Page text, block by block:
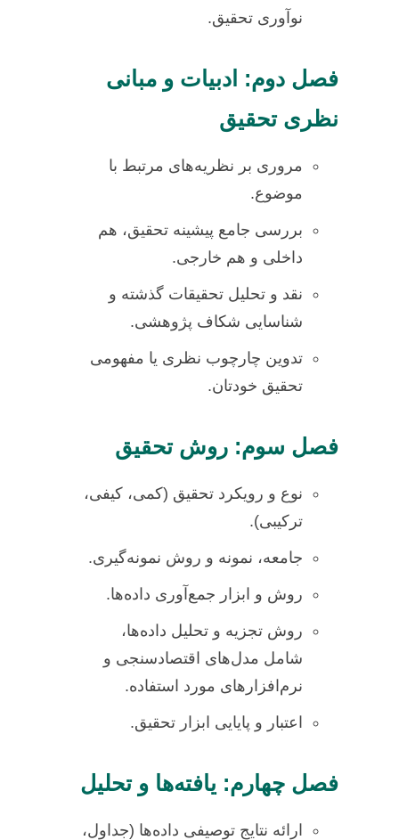
نوآوری تحقیق.
فصل دوم: ادبیات و مبانی
نظری تحقیق
مروری بر نظریه‌های مرتبط با
موضوع.
بررسی جامع پیشینه تحقیق، هم
داخلی و هم خارجی.
نقد و تحلیل تحقیقات گذشته و
شناسایی شکاف پژوهشی.
تدوین چارچوب نظری یا مفهومی
تحقیق خودتان.
فصل سوم: روش تحقیق
نوع و رویکرد تحقیق (کمی، کیفی،
ترکیبی).
جامعه، نمونه و روش نمونه‌گیری.
روش و ابزار جمع‌آوری داده‌ها.
روش تجزیه و تحلیل داده‌ها،
شامل مدل‌های اقتصادسنجی و
نرم‌افزارهای مورد استفاده.
اعتبار و پایایی ابزار تحقیق.
فصل چهارم: یافته‌ها و تحلیل
ارائه نتایج توصیفی داده‌ها (جداول،